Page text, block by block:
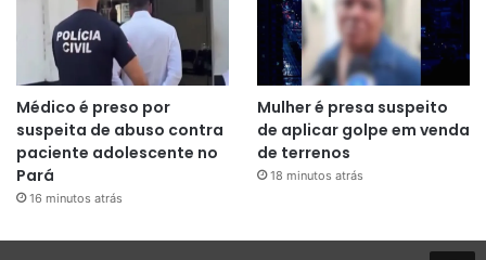
Médico é preso por
suspeita de abuso contra
paciente adolescente no
Pará
16 minutos atrás
Mulher é presa suspeito
de aplicar golpe em venda
de terrenos
18 minutos atrás